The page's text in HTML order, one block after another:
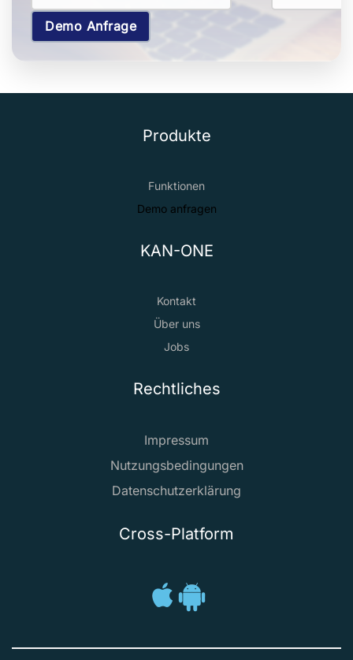
Demo Anfrage
Produkte
Funktionen
Demo anfragen
KAN-ONE
Kontakt
Über uns
Jobs
Rechtliches
Impressum
Nutzungsbedingungen
Datenschutzerklärung
Cross-Platform